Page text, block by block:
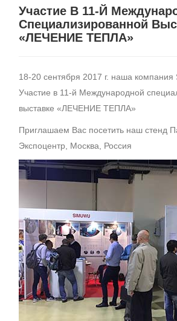
Участие В 11-Й
Специализированной
«ЛЕЧЕНИЕ ТЕПЛА»
18-20 сентября 2017 г. наша компания
Участие в 11-й Международной
выставке «ЛЕЧЕНИЕ ТЕПЛА»
Приглашаем Вас посетить наш стенд
Экспоцентр, Москва, Россия